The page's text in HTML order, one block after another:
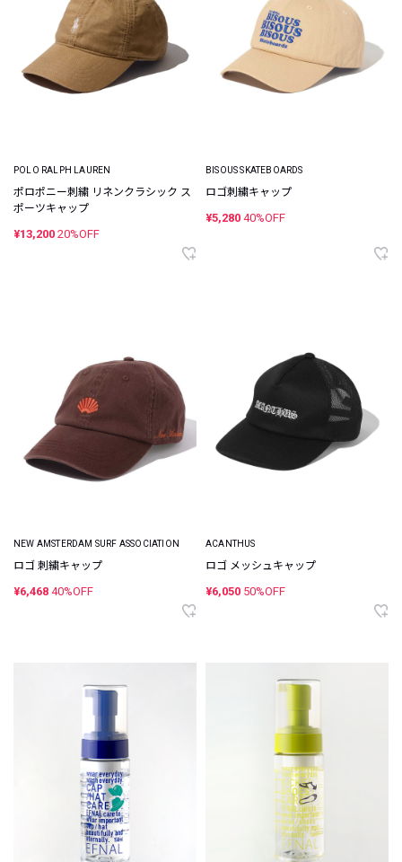
POLO RALPH LAUREN
ポロポニー刺繍 リネンクラシック ス
ポーツキャップ
¥13,200 20%OFF
BISOUS SKATEBOARDS
ロゴ刺繍キャップ
¥5,280 40%OFF
NEW AMSTERDAM SURF ASSOCIATION
ロゴ 刺繍キャップ
¥6,468 40%OFF
ACANTHUS
ロゴ メッシュキャップ
¥6,050 50%OFF